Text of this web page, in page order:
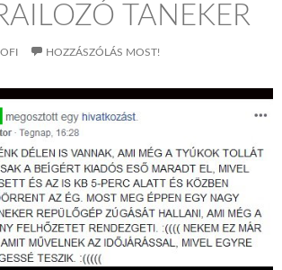
TANEKER
HOZZÁSZÓLÁS MOST!